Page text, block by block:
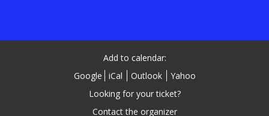
Add to calendar:
Google
iCal Outlook
Yahoo
Looking for your ticket?
Contact the organizer